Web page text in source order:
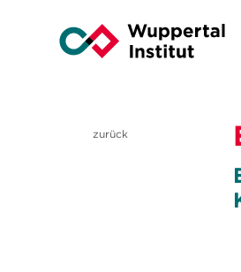
zurück